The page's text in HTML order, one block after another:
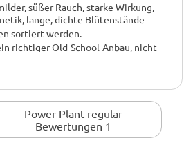
süßer Rauch, starke Wirkung,
lange, dichte Blütenstände
sortiert werden.
richtiger Old-School-Anbau, nicht
Ich hatte zwei weibliche Pflanzen
Blättern zwischen den Buds. Der
süß, im Vergleich zu stärkeren,
Der Ertrag war hier der
Power Plant regular
Bewertungen 1